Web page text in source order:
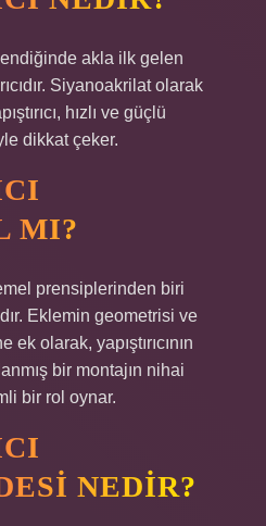
akla ilk gelen
Siyanoakrilat olarak
hızlı ve güçlü
dikkat çeker.
MI?
prensiplerinden biri
Eklemin geometrisi ve
olarak, yapıştırıcının
bir montajın nihai
bir rol oynar.
NEDIR?